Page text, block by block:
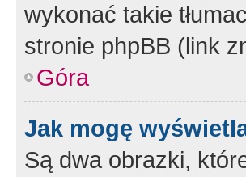
wykonać takie
stronie phpBB (link
Góra
Jak mogę
Są dwa obrazki,